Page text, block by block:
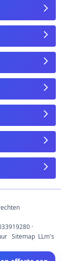
·
Sitemap LLm's